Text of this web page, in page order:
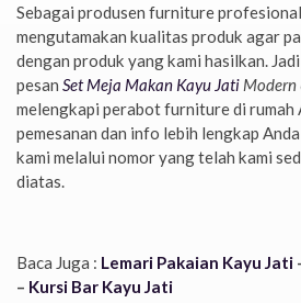
Sebagai produsen furniture
mengutamakan kualitas produk agar
dengan produk yang kami hasilkan.
pesan Set Meja Makan Kayu Jati Modern
melengkapi perabot furniture di rumah
pemesanan dan info lebih lengkap
kami melalui nomor yang telah kami
diatas.
Baca Juga : Lemari Pakaian Kayu Jati
– Kursi Bar Kayu Jati